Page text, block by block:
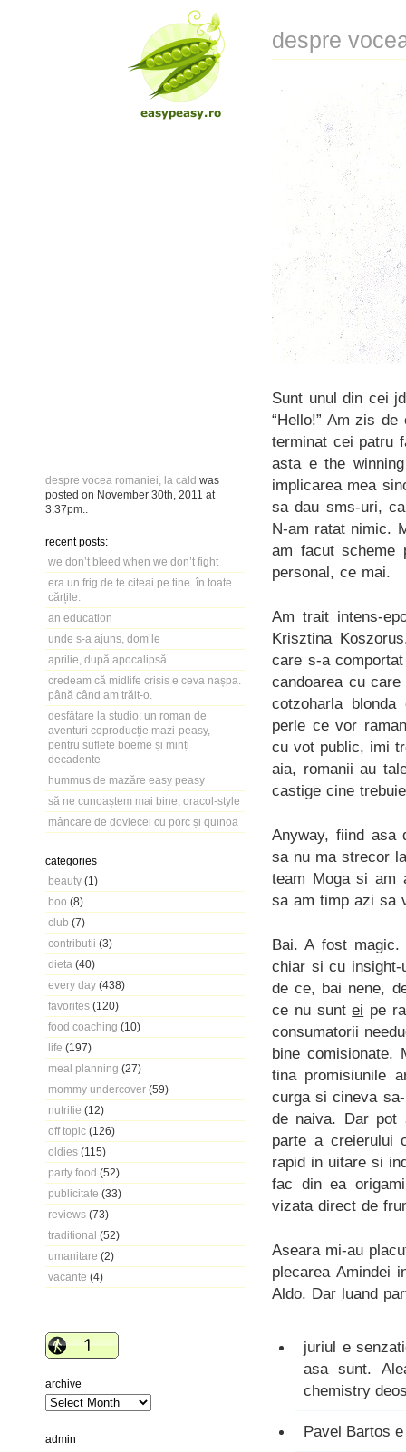
despre vocea romaniei, la cald was
posted on November 30th, 2011 at
3.37pm
recent posts:
we don’t bleed when we don’t fight
era un frig de te citeai pe tine. în toate
cărțile.
an education
unde s-a ajuns, dom’le
aprilie, după apocalipsă
credeam că midlife crisis e ceva nașpa.
până când am trăit-o.
desfătare la studio: un roman de
aventuri coproducție mazi-peasy,
pentru suflete boeme și minți
decadente
hummus de mazăre easy peasy
să ne cunoaștem mai bine, oracol-style
mâncare de dovlecei cu porc și quinoa
categories
beauty (1)
boo (8)
club (7)
contributii (3)
dieta (40)
every day (438)
favorites (120)
food coaching (10)
life (197)
meal planning (27)
mommy undercover (59)
nutritie (12)
off topic (126)
oldies (115)
party food (52)
publicitate (33)
reviews (73)
traditional (52)
umanitare (2)
vacante (4)
archive
admin
despre
Sunt unul din cei
“Hello!” Am zis
terminat cei patru
asta e the
implicarea mea
sa dau sms-uri,
N-am ratat nimic.
am facut
personal, ce mai.
Am trait intens-
Krisztina
care s-a
candoarea cu
cotzoharla
perle ce vor
cu vot public, imi
aia, romanii au
castige cine
Anyway, fiind asa
sa nu ma strecor
team Moga si am
sa am timp azi sa
Bai. A fost
chiar si cu
de ce, bai nene,
ce nu suntei pe
consumatorii
bine
tina promisiunile
curga si cineva
de naiva. Dar pot
parte a creierului
rapid in uitare si
fac din ea
vizata direct de
Aseara mi-au
plecarea Amindei
Aldo. Dar luand
juriul e
asa sunt.
chemistry
Pavel Bartos